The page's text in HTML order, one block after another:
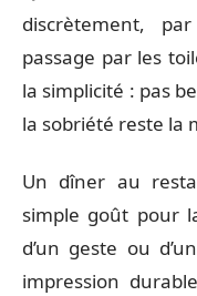
discrètement,
passage par les
la simplicité : pas
la sobriété reste la
Un dîner au
simple goût pour
d’un geste ou
impression